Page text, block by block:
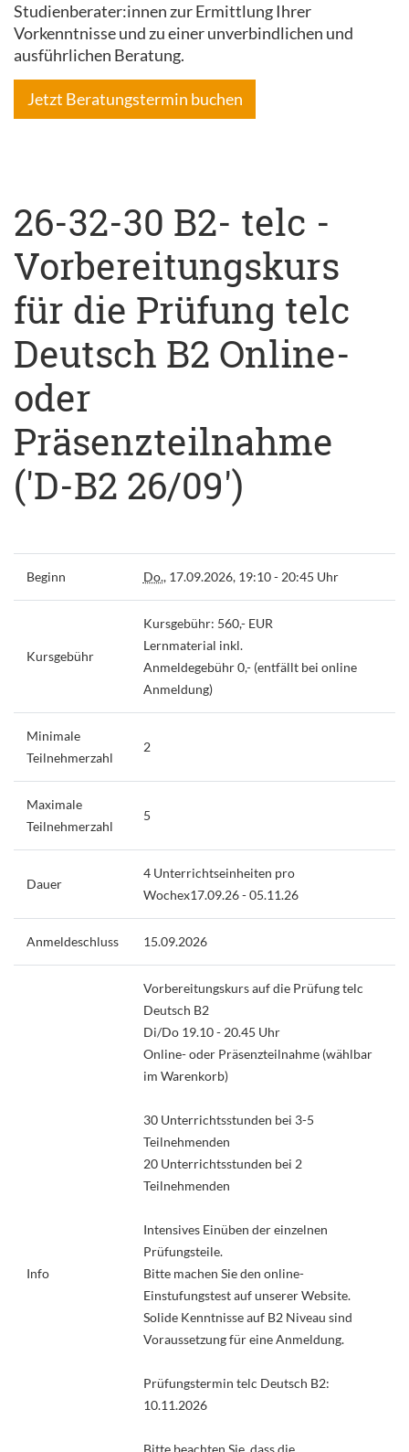
Studienberater:innen zur Ermittlung Ihrer
Vorkenntnisse und zu einer unverbindlichen und
ausführlichen Beratung.
Jetzt Beratungstermin buchen
26-32-30 B2- telc -
Vorbereitungskurs
für die Prüfung telc
Deutsch B2 Online-
oder
Präsenzteilnahme
('D-B2 26/09')
Beginn Do., 17.09.2026, 19:10 - 20:45 Uhr
Kursgebühr
Kursgebühr: 560,- EUR
Lernmaterial inkl.
Anmeldegebühr 0,- (entfällt bei online
Anmeldung)
Minimale
Teilnehmerzahl
2
Maximale
Teilnehmerzahl
5
Dauer
4 Unterrichtseinheiten pro
Wochex17.09.26 - 05.11.26
Anmeldeschluss 15.09.2026
Info
Vorbereitungskurs auf die Prüfung telc
Deutsch B2
Di/Do 19.10 - 20.45 Uhr
Online- oder Präsenzteilnahme (wählbar
im Warenkorb)
30 Unterrichtsstunden bei 3-5
Teilnehmenden
20 Unterrichtsstunden bei 2
Teilnehmenden
Intensives Einüben der einzelnen
Prüfungsteile.
Bitte machen Sie den online-
Einstufungstest auf unserer Website.
Solide Kenntnisse auf B2 Niveau sind
Voraussetzung für eine Anmeldung.
Prüfungstermin telc Deutsch B2:
10.11.2026
Bitte beachten Sie, dass die